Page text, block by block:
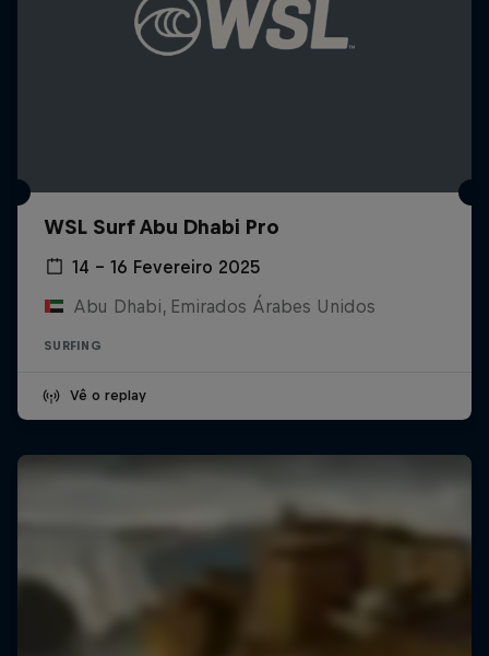
WSL Surf Abu Dhabi Pro
14 – 16 Fevereiro 2025
Abu Dhabi, Emirados Árabes Unidos
SURFING
Vê o replay